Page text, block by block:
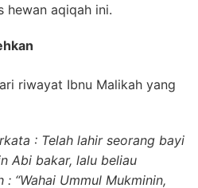
hewan aqiqah ini.
riwayat Ibnu Malikah yang
: Telah lahir seorang bayi
Abi bakar, lalu beliau
“Wahai Ummul Mukminin,